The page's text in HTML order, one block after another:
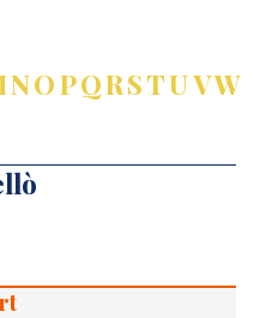
NOPQRSTUVW